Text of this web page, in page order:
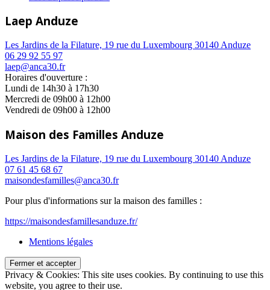
Laep Anduze
Les Jardins de la Filature, 19 rue du Luxembourg 30140 Anduze
06 29 92 55 97
laep@anca30.fr
Horaires d'ouverture :
Lundi de 14h30 à 17h30
Mercredi de 09h00 à 12h00
Vendredi de 09h00 à 12h00
Maison des Familles Anduze
Les Jardins de la Filature, 19 rue du Luxembourg 30140 Anduze
07 61 45 68 67
maisondesfamilles@anca30.fr
Pour plus d'informations sur la maison des familles :
https://maisondesfamillesanduze.fr/
Mentions légales
Privacy & Cookies: This site uses cookies. By continuing to use this
website, you agree to their use.